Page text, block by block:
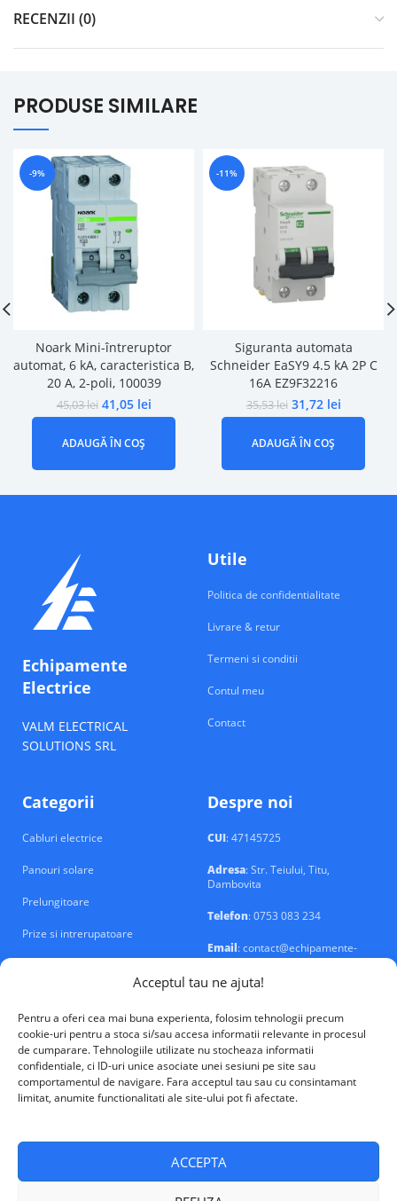
Acceptul tau ne ajuta!
Pentru a oferi cea mai buna experienta, folosim tehnologii precum
cookie-uri pentru a stoca si/sau accesa informatii relevante in procesul
de cumparare. Tehnologiile utilizate nu stocheaza informatii
confidentiale, ci ID-uri unice asociate unei sesiuni pe site sau
comportamentul de navigare. Fara acceptul tau sau cu consintamant
limitat, anumite functionalitati ale site-ului pot fi afectate.
ACCEPTA
RECENZII (0)
PRODUSE SIMILARE
-9%
Noark Mini-întreruptor
automat, 6 kA, caracteristica B,
20 A, 2-poli, 100039
45,03lei 41,05 lei
ADAUGĂ ÎN COȘ
-11%
Siguranta automata
Schneider EaSY9 4.5 kA 2P C
16A EZ9F32216
35,53lei 31,72 lei
ADAUGĂ ÎN COȘ
Echipamente
Electrice
VALM ELECTRICAL
SOLUTIONS SRL
Utile
Politica de confidentialitate
Livrare & retur
Termeni si conditii
Contul meu
Contact
Categorii
Cabluri electrice
Panouri solare
Prelungitoare
Prize si intrerupatoare
Despre noi
CUI: 47145725
Adresa: Str. Teiului, Titu,
Dambovita
Telefon: 0753 083 234
Email: contact@echipamente-
electrice.ro
VALM Electrical Solutions © 2026